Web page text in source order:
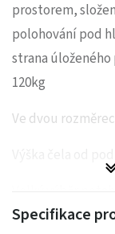
prostorem,
polohování pod
strana
120kg
Ve dvou
jednobarevné
Specifikace